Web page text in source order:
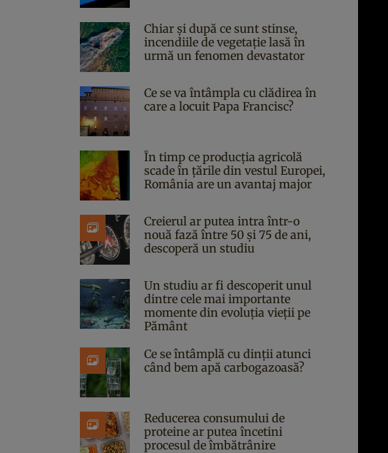
Chiar și după ce sunt stinse,
incendiile de vegetație lasă în
urmă un fenomen devastator
Ce se va întâmpla cu clădirea în
care a locuit Papa Francisc?
În timp ce producția agricolă
scade în țările din vestul Europei,
România are un avantaj major
Creierul ar putea intra într-o
nouă fază între 50 și 75 de ani,
descoperă un studiu
Un studiu ar fi descoperit unul
dintre cele mai importante
momente din evoluția vieții pe
Pământ
Ce se întâmplă cu dinții atunci
când bem apă carbogazoasă?
Reducerea consumului de
proteine ar putea încetini
procesul de îmbătrânire